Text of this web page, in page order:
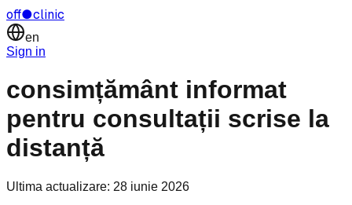
off●clinic
en
Sign in
consimțământ informat
pentru consultații scrise la
distanță
Ultima actualizare: 28 iunie 2026